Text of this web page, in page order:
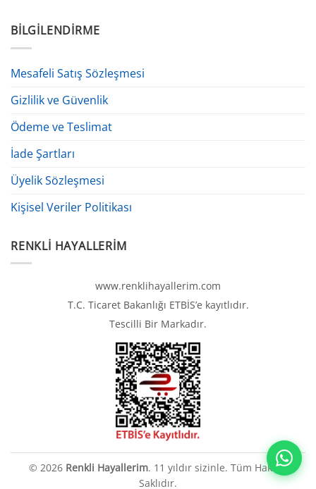
BILGILENDIRME
Mesafeli Satış Sözleşmesi
Gizlilik ve Güvenlik
Ödeme ve Teslimat
İade Şartları
Üyelik Sözleşmesi
Kişisel Veriler Politikası
RENKLI HAYALLERIM
www.renklihayallerim.com
T.C. Ticaret Bakanlığı ETBİS’e kayıtlıdır.
Tescilli Bir Markadır.
© 2026 Renkli Hayallerim. 11 yıldır sizinle. Tüm Hakları
Saklıdır.